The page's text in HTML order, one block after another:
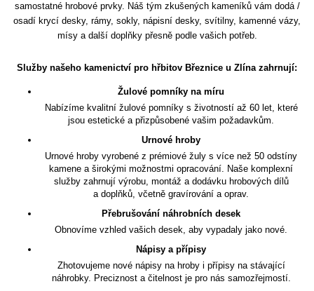
samostatné hrobové prvky. Náš tým zkušených kameníků vám dodá /
osadí krycí desky, rámy, sokly, nápisní desky, svítilny, kamenné vázy,
mísy a další doplňky přesně podle vašich potřeb.
Služby našeho kamenictví pro hřbitov Březnice u Zlína zahrnují:
Žulové pomníky na míru
Nabízíme kvalitní žulové pomníky s životností až 60 let, které
jsou estetické a přizpůsobené vašim požadavkům.
Urnové hroby
Urnové hroby vyrobené z prémiové žuly s více než 50 odstíny
kamene a širokými možnostmi opracování. Naše komplexní
služby zahrnují výrobu, montáž a dodávku hrobových dílů
a doplňků, včetně gravírování a oprav.
Přebrušování náhrobních desek
Obnovíme vzhled vašich desek, aby vypadaly jako nové.
Nápisy a přípisy
Zhotovujeme nové nápisy na hroby i přípisy na stávající
náhrobky. Preciznost a čitelnost je pro nás samozřejmostí.